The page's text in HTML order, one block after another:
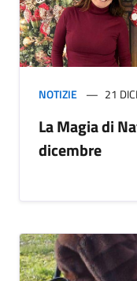
NOTIZIE 21
La Magia di
dicembre